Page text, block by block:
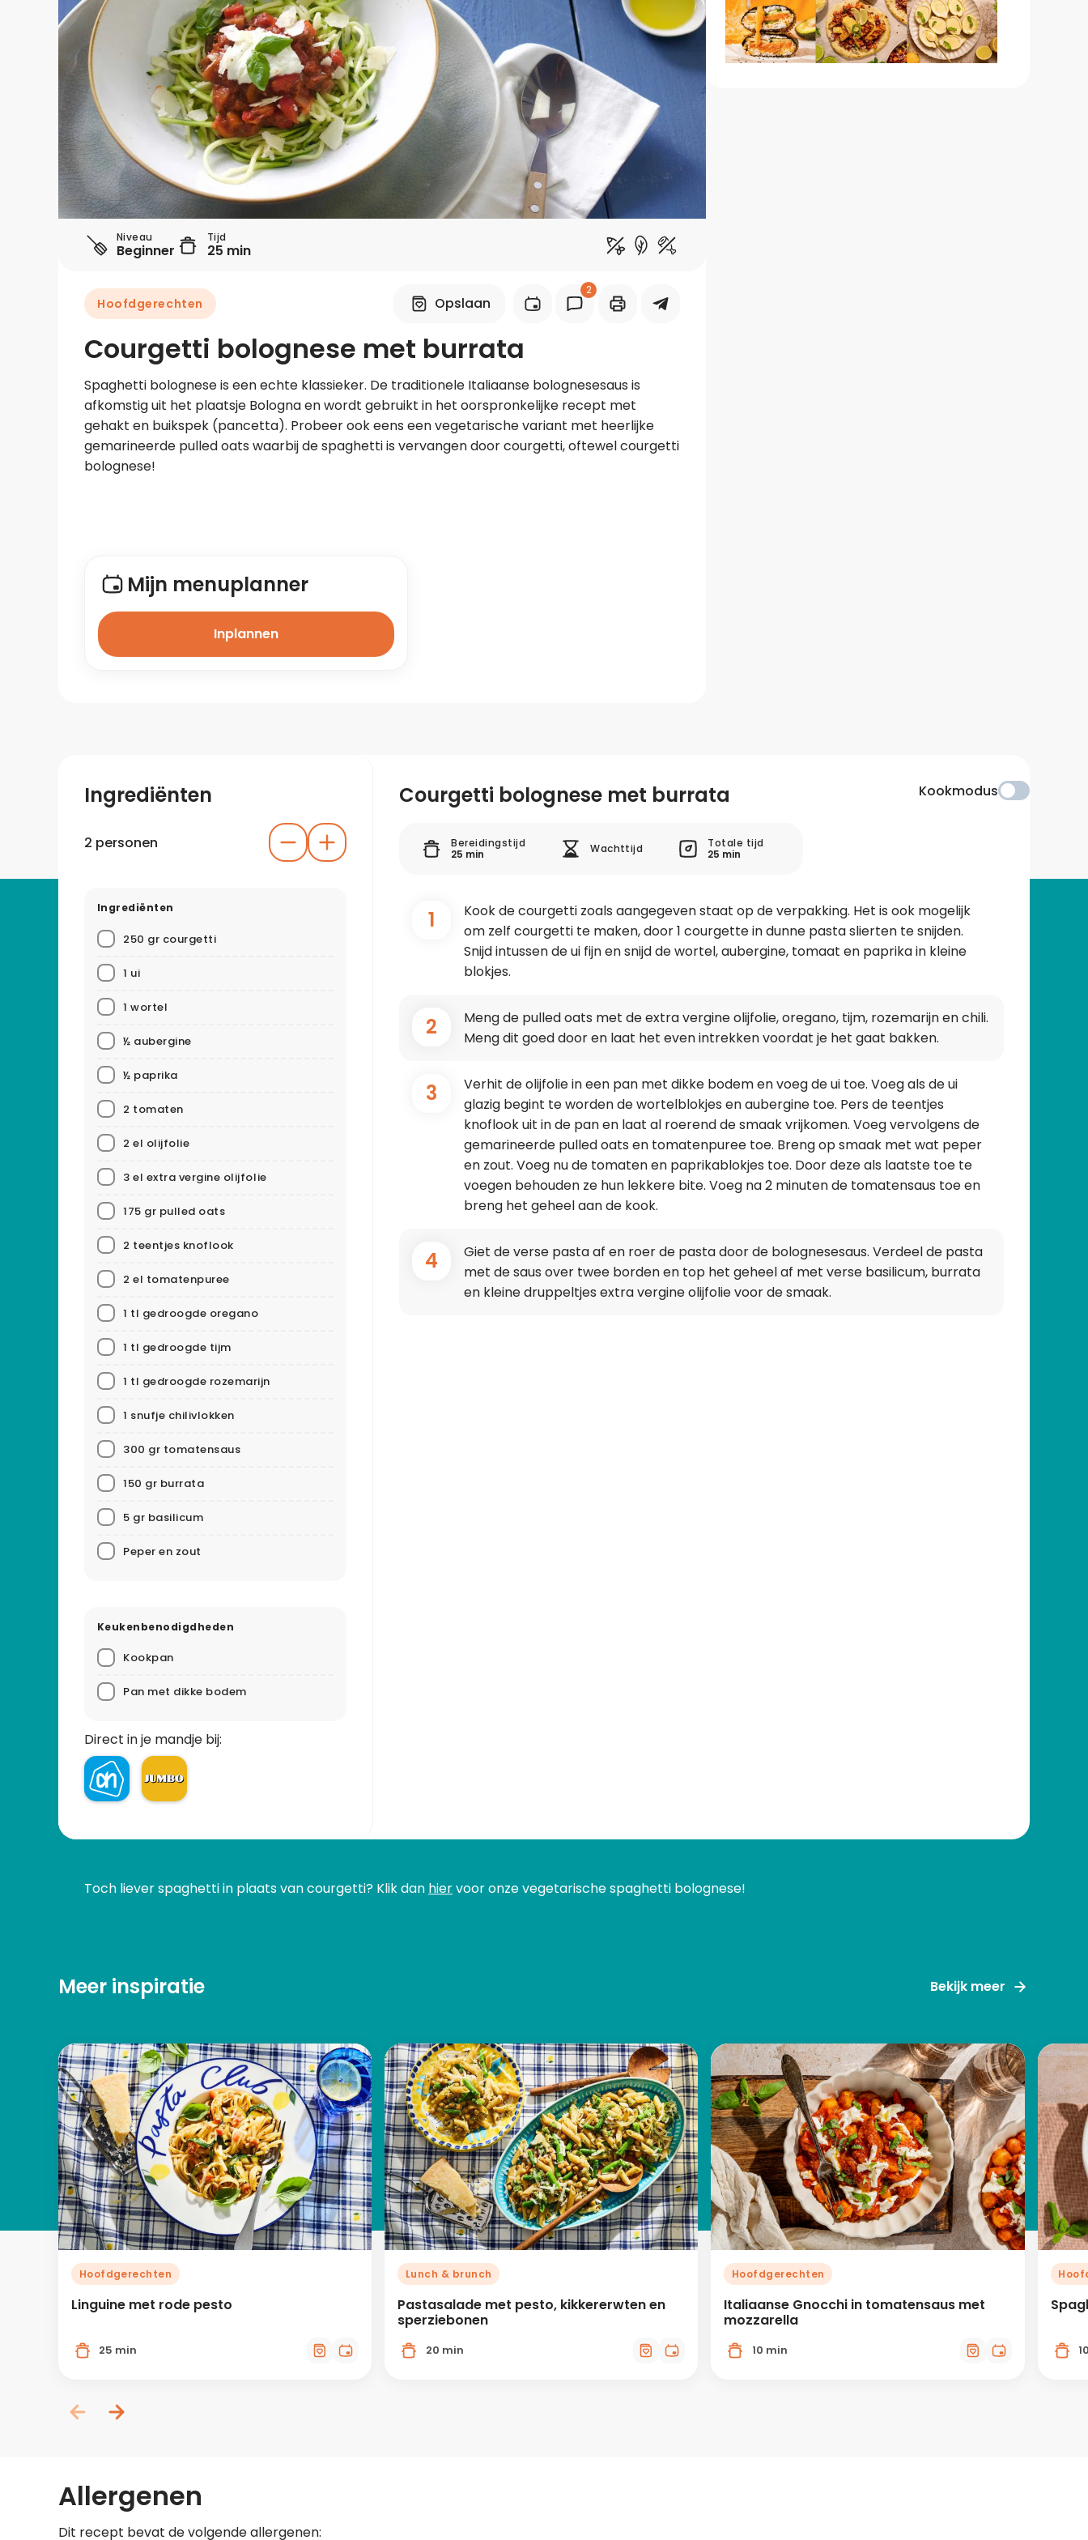
Midden-Oosters
Kooktips & blogs
Leer koken als een chef
Kooktips & blogs
Niveau
Beginner
Tijd
25 min
Hoofdgerechten Opslaan
2
Courgetti bolognese met burrata
Spaghetti bolognese is een echte klassieker. De traditionele Italiaanse bolognesesaus is
afkomstig uit het plaatsje Bologna en wordt gebruikt in het oorspronkelijke recept met
gehakt en buikspek (pancetta). Probeer ook eens een vegetarische variant met heerlijke
gemarineerde pulled oats waarbij de spaghetti is vervangen door courgetti, oftewel courgetti
bolognese!
Mijn menuplanner
Inplannen
Ingrediënten
2 personen
Ingrediënten
250 gr courgetti
1 ui
1 wortel
½ aubergine
½ paprika
2 tomaten
2 el olijfolie
3 el extra vergine olijfolie
175 gr pulled oats
2 teentjes knoflook
2 el tomatenpuree
1 tl gedroogde oregano
1 tl gedroogde tijm
1 tl gedroogde rozemarijn
1 snufje chilivlokken
300 gr tomatensaus
150 gr burrata
5 gr basilicum
Peper en zout
Keukenbenodigdheden
Kookpan
Pan met dikke bodem
Direct in je mandje bij:
Courgetti bolognese met burrata Kookmodus
Bereidingstijd
25 min
Wachttijd
Totale tijd
25 min
1
Kook de courgetti zoals aangegeven staat op de verpakking. Het is ook mogelijk
om zelf courgetti te maken, door 1 courgette in dunne pasta slierten te snijden.
Snijd intussen de ui fijn en snijd de wortel, aubergine, tomaat en paprika in kleine
blokjes.
2
Meng de pulled oats met de extra vergine olijfolie, oregano, tijm, rozemarijn en chili.
Meng dit goed door en laat het even intrekken voordat je het gaat bakken.
3
Verhit de olijfolie in een pan met dikke bodem en voeg de ui toe. Voeg als de ui
glazig begint te worden de wortelblokjes en aubergine toe. Pers de teentjes
knoflook uit in de pan en laat al roerend de smaak vrijkomen. Voeg vervolgens de
gemarineerde pulled oats en tomatenpuree toe. Breng op smaak met wat peper
en zout. Voeg nu de tomaten en paprikablokjes toe. Door deze als laatste toe te
voegen behouden ze hun lekkere bite. Voeg na 2 minuten de tomatensaus toe en
breng het geheel aan de kook.
4
Giet de verse pasta af en roer de pasta door de bolognesesaus. Verdeel de pasta
met de saus over twee borden en top het geheel af met verse basilicum, burrata
en kleine druppeltjes extra vergine olijfolie voor de smaak.
Toch liever spaghetti in plaats van courgetti? Klik dan hiervoor onze vegetarische spaghetti bolognese!
Meer inspiratie Bekijk meer
Hoofdgerechten
Linguine met rode pesto
25 min
Lunch & brunch
Pastasalade met pesto, kikkererwten en
sperziebonen
20 min
Hoofdgerechten
Italiaanse Gnocchi in tomatensaus met
mozzarella
10 min
Allergenen
Dit recept bevat de volgende allergenen: